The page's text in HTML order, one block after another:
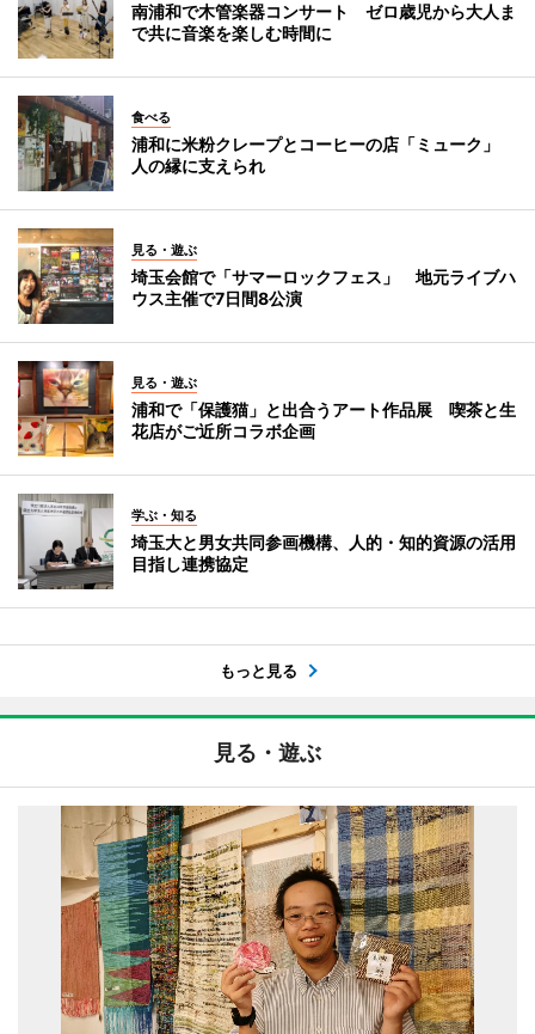
南浦和で木管楽器コンサート ゼロ歳児から大人ま
で共に音楽を楽しむ時間に
食べる
浦和に米粉クレープとコーヒーの店「ミューク」
人の縁に支えられ
見る・遊ぶ
埼玉会館で「サマーロックフェス」 地元ライブハ
ウス主催で7日間8公演
見る・遊ぶ
浦和で「保護猫」と出合うアート作品展 喫茶と生
花店がご近所コラボ企画
学ぶ・知る
埼玉大と男女共同参画機構、人的・知的資源の活用
目指し連携協定
もっと見る
見る・遊ぶ